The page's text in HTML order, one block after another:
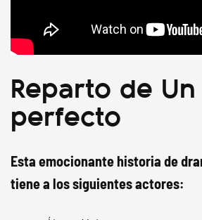
Reparto de
perfecto
Esta emocionante historia de
tiene a los siguientes actores: